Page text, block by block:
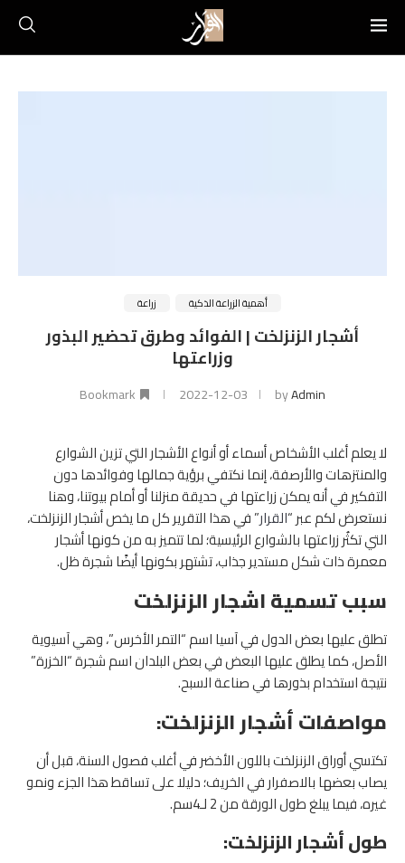
أهمية الزراعة الذكية زراعة
أشجار الزنزلخت | الفوائد وطرق تحضير البذور
وزراعتها
byAdmin
2022-12-03
Bookmark
لا يعلم أغلب الأشخاص أسماء أو أنواع الأشجار التي تزين الشوارع
والمنتزهات والأرصفة، إنما نكتفي برؤية جمالها وفوائدها دون
التفكير في أنه يمكن زراعتها في حديقة منزلنا أو أمام بيوتنا، وهنا
نستعرض لكم عبر “القرار” في هذا التقرير كل ما يخص أشجار الزنزلخت،
التي تكثُر زراعتها بالشوارع الرئيسية؛ لما تتميز به من كونها أشجار
معمرة ذات شكل مستدير جذاب، تشتهر بكونها أيضًا شجرة ظل.
سبب تسمية اشجار الزنزلخت
تطلق عليها بعض الدول في آسيا اسم “التمر الأخرس”، وهي آسيوية
الأصل، كما يطلق عليها البعض في بعض البلدان اسم شجرة “الخزرة”
نتيجة استخدام بذورها في صناعة السبح.
مواصفات أشجار الزنزلخت:
تكتسي أوراق الزنزلخت باللون الأخضر في أغلب فصول السنة، قبل أن
يصاب بعضها بالاصفرار في الخريف؛ دليلا على تساقط هذا الجزء ونمو
غيره، فيما يبلغ طول الورقة من 2 لـ4سم.
طول أشجار الزنزلخت: